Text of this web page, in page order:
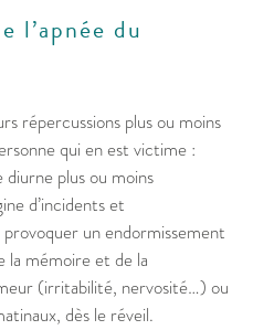
l’apnée du
répercussions plus ou moins
qui en est victime :
plus ou moins
d’incidents et
un endormissement
la mémoire et de la
(irritabilité, nervosité…) ou
dès le réveil.